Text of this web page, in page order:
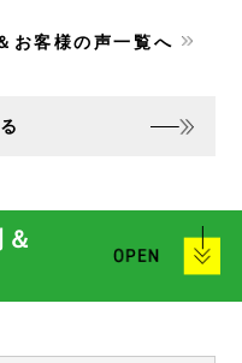
お客様の声一覧へ